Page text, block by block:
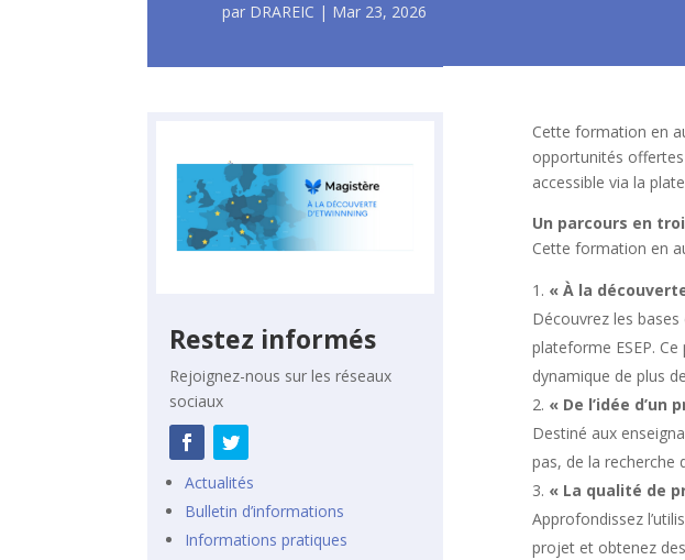
par DRAREIC | Mar 23, 2026
Restez informés
Rejoignez-nous sur les réseaux
sociaux
Actualités
Bulletin d’informations
Informations pratiques
Cette formation en
opportunités
accessible via la
Un parcours en
Cette formation en
« À la
Découvrez les
plateforme ESEP.
dynamique de plus
« De l’idée
Destiné aux
pas, de la recherche
« La qualité de
Approfondissez
projet et obtenez